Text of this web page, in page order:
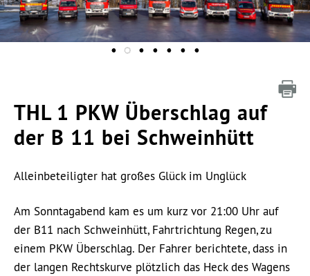
THL 1 PKW Überschlag auf
der B 11 bei Schweinhütt
Alleinbeteiligter hat großes Glück im Unglück
Am Sonntagabend kam es um kurz vor 21:00 Uhr auf
der B11 nach Schweinhütt, Fahrtrichtung Regen, zu
einem PKW Überschlag. Der Fahrer berichtete, dass in
der langen Rechtskurve plötzlich das Heck des Wagens